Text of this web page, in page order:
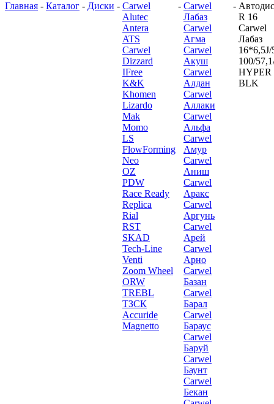
Главная - Каталог - Диски - Carwel
Alutec
Antera
ATS
Carwel
Dizzard
IFree
K&K
Khomen
Lizardo
Mak
Momo
LS
FlowForming
Neo
OZ
PDW
Race Ready
Replica
Rial
RST
SKAD
Tech-Line
Venti
Zoom Wheel
ORW
TREBL
ТЗСК
Accuride
Magnetto
- Carwel
Лабаз
Carwel
Агма
Carwel
Акуш
Carwel
Алдан
Carwel
Аллаки
Carwel
Альфа
Carwel
Амур
Carwel
Аниш
Carwel
Аракс
Carwel
Аргунь
Carwel
Арей
Carwel
Арно
Carwel
Базан
Carwel
Барал
Carwel
Бараус
Carwel
Баруй
Carwel
Баунт
Carwel
Бекан
-
R 16
Carwel
Лабаз
16*6,5J/
100/
HYPER
BLK